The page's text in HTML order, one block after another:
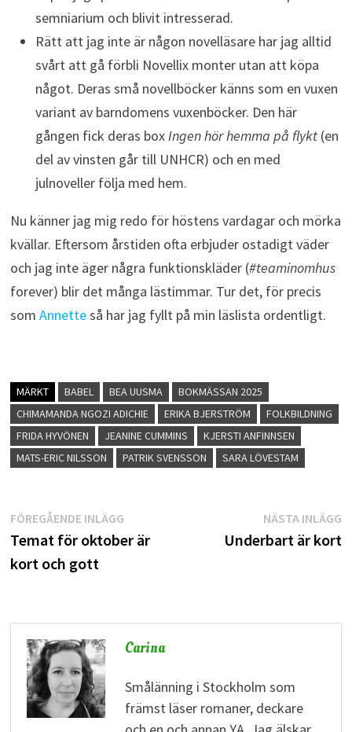
semniarium och blivit intresserad.
Rätt att jag inte är någon novelläsare har jag alltid
svårt att gå förbli Novellix monter utan att köpa
något. Deras små novellböcker känns som en vuxen
variant av barndomens vuxenböcker. Den här
gången fick deras boxIngen hör hemma på flykt (en
del av vinsten går till UNHCR) och en med
julnoveller följa med hem.
Nu känner jag mig redo för höstens vardagar och mörka
kvällar. Eftersom årstiden ofta erbjuder ostadigt väder
och jag inte äger några funktionskläder (#teaminomhus
forever) blir det många lästimmar. Tur det, för precis
som Annetteså har jag fyllt på min läslista ordentligt.
MÄRKT BABEL BEA UUSMA
BOKMÄSSAN 2025
CHIMAMANDA NGOZI ADICHIE
ERIKA BJERSTRÖM
FOLKBILDNING
FRIDA HYVÖNEN
JEANINE CUMMINS
KJERSTI ANFINNSEN
MATS-ERIC NILSSON
PATRIK SVENSSON SARA LÖVESTAM
Inläggsnavigering
FÖREGÅENDE INLÄGGFöregående
inlägg:
Temat för oktober är
kort och gott
NÄSTA INLÄGG
Underbart är kort
Carina
Smålänning i Stockholm som
främst läser romaner, deckare